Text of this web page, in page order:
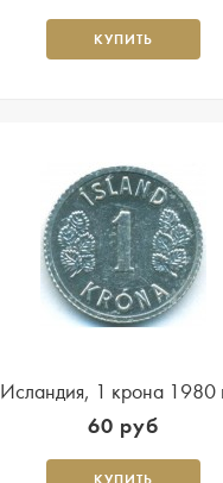
КУПИТЬ
Исландия, 1 крона 1980
60 руб
КУПИТЬ